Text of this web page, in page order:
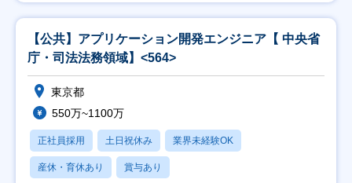
【公共】アプリケーション開発エンジニア【 中央省
庁・司法法務領域】<564>
東京都
550万~1100万
正社員採用 土日祝休み 業界未経験OK
産休・育休あり 賞与あり